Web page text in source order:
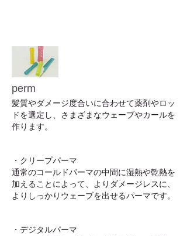
perm
髪質やダメージ度合いに合わせて薬剤やロッ
ドを選定し、さまざまなウェーブやカールを
作ります。
・クリープパーマ
通常のコールドパーマの中間に湿熱や乾熱を
加えることによって、よりダメージレスに、
よりしっかりウェーブを出せるパーマです。
・デジタルパーマ